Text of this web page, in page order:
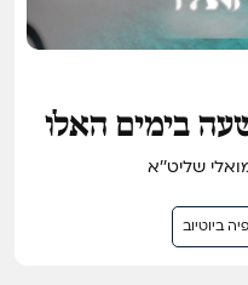
בימים האלו
ביוטיוב